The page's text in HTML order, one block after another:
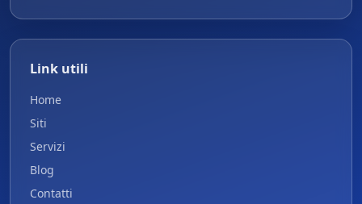
Link utili
Home
Siti
Servizi
Blog
Contatti